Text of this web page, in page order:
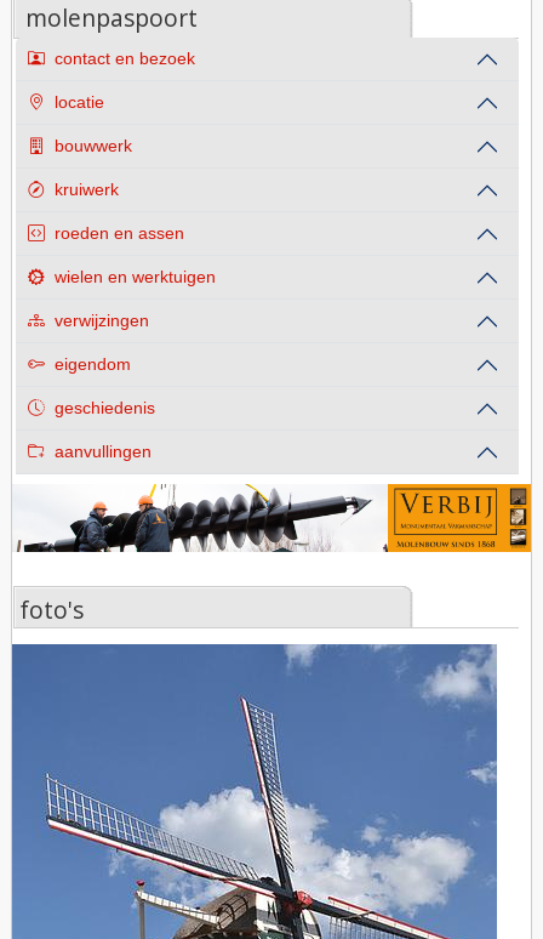
molenpaspoort
contact en bezoek
locatie
bouwwerk
kruiwerk
roeden en assen
wielen en werktuigen
verwijzingen
eigendom
geschiedenis
aanvullingen
foto's